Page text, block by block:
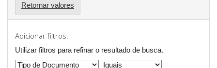
Retornar valores
Adicionar filtros:
Utilizar filtros para refinar o resultado de busca.